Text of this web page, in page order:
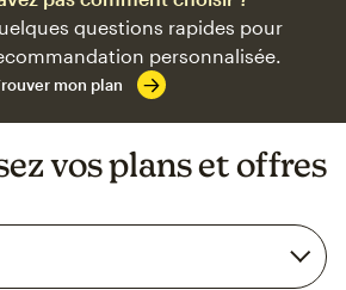
questions rapides pour
personnalisée.
mon plan
vos plans et offres